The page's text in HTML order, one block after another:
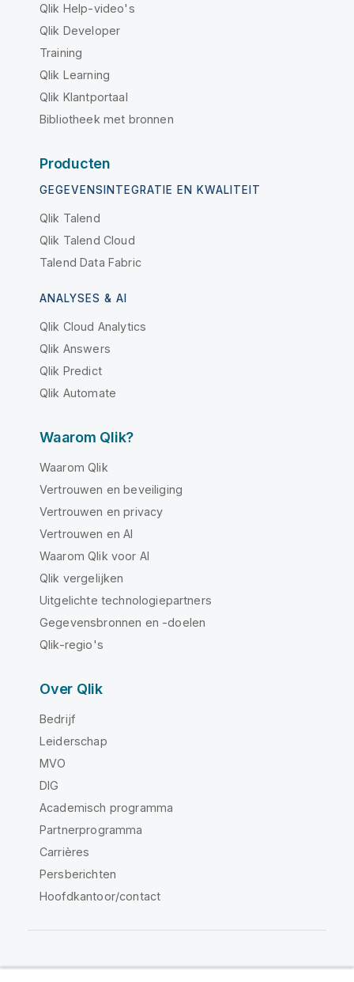
Qlik Help-video's
Qlik Developer
Training
Qlik Learning
Qlik Klantportaal
Bibliotheek met bronnen
Producten
GEGEVENSINTEGRATIE EN KWALITEIT
Qlik Talend
Qlik Talend Cloud
Talend Data Fabric
ANALYSES & AI
Qlik Cloud Analytics
Qlik Answers
Qlik Predict
Qlik Automate
Waarom Qlik?
Waarom Qlik
Vertrouwen en beveiliging
Vertrouwen en privacy
Vertrouwen en AI
Waarom Qlik voor AI
Qlik vergelijken
Uitgelichte technologiepartners
Gegevensbronnen en -doelen
Qlik-regio's
Over Qlik
Bedrijf
Leiderschap
MVO
DIG
Academisch programma
Partnerprogramma
Carrières
Persberichten
Hoofdkantoor/contact